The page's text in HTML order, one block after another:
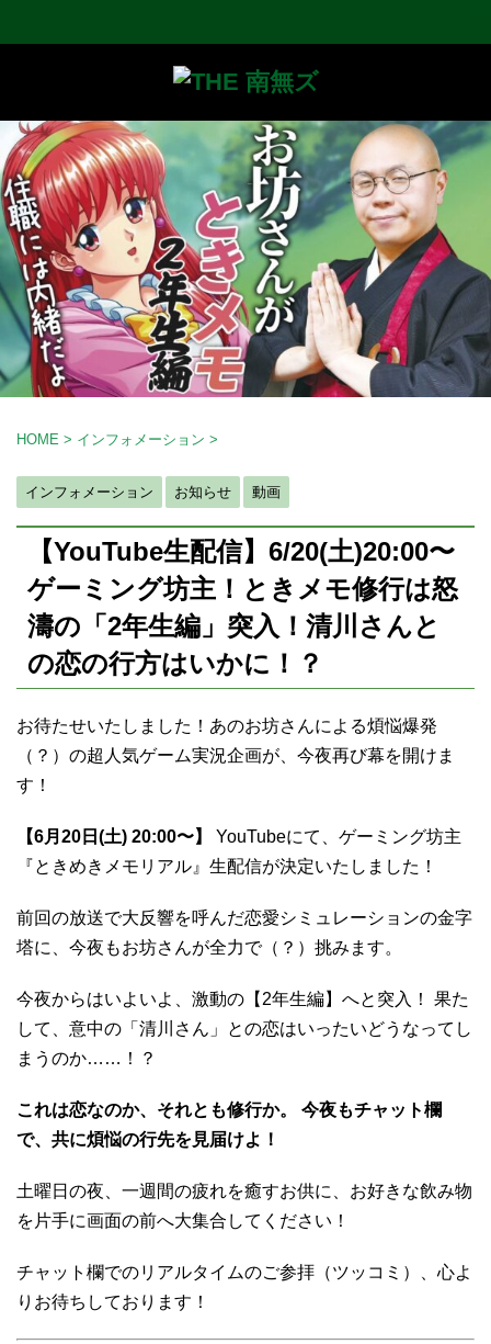
HOME > インフォメーション >
インフォメーション お知らせ 動画
【YouTube生配信】6/20(土)20:00〜
ゲーミング坊主！ときメモ修行は怒
濤の「2年生編」突入！清川さんと
の恋の行方はいかに！？
お待たせいたしました！あのお坊さんによる煩悩爆発
（？）の超人気ゲーム実況企画が、今夜再び幕を開けま
す！
【6月20日(土) 20:00〜】
YouTubeにて、ゲーミング坊主
『ときめきメモリアル』生配信が決定いたしました！
前回の放送で大反響を呼んだ恋愛シミュレーションの金字
塔に、今夜もお坊さんが全力で（？）挑みます。
今夜からはいよいよ、激動の【2年生編】へと突入！ 果た
して、意中の「清川さん」との恋はいったいどうなってし
まうのか……！？
これは恋なのか、それとも修行か。
今夜もチャット欄
で、共に煩悩の行先を見届けよ！
土曜日の夜、一週間の疲れを癒すお供に、お好きな飲み物
を片手に画面の前へ大集合してください！
チャット欄でのリアルタイムのご参拝（ツッコミ）、心よ
りお待ちしております！